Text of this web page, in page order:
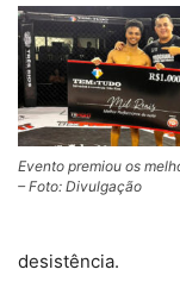
Evento premiou os
– Foto: Divulgação
desistência.